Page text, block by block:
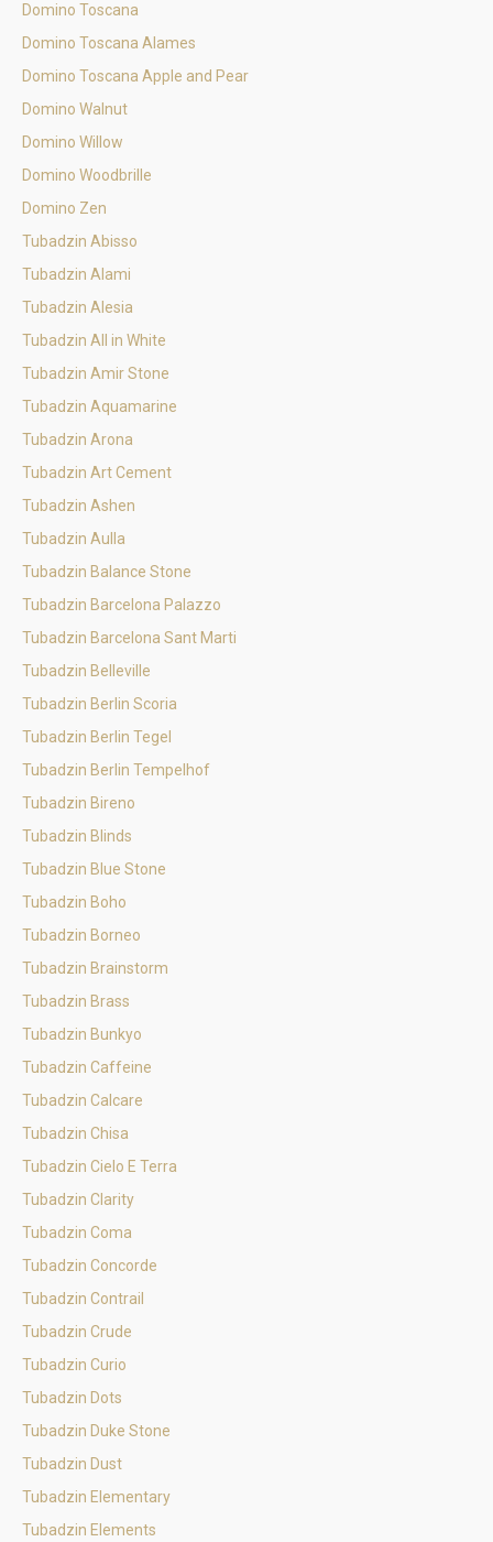
Domino Toscana
Domino Toscana Alames
Domino Toscana Apple and Pear
Domino Walnut
Domino Willow
Domino Woodbrille
Domino Zen
Tubadzin Abisso
Tubadzin Alami
Tubadzin Alesia
Tubadzin All in White
Tubadzin Amir Stone
Tubadzin Aquamarine
Tubadzin Arona
Tubadzin Art Cement
Tubadzin Ashen
Tubadzin Aulla
Tubadzin Balance Stone
Tubadzin Barcelona Palazzo
Tubadzin Barcelona Sant Marti
Tubadzin Belleville
Tubadzin Berlin Scoria
Tubadzin Berlin Tegel
Tubadzin Berlin Tempelhof
Tubadzin Bireno
Tubadzin Blinds
Tubadzin Blue Stone
Tubadzin Boho
Tubadzin Borneo
Tubadzin Brainstorm
Tubadzin Brass
Tubadzin Bunkyo
Tubadzin Caffeine
Tubadzin Calcare
Tubadzin Chisa
Tubadzin Cielo E Terra
Tubadzin Clarity
Tubadzin Coma
Tubadzin Concorde
Tubadzin Contrail
Tubadzin Crude
Tubadzin Curio
Tubadzin Dots
Tubadzin Duke Stone
Tubadzin Dust
Tubadzin Elementary
Tubadzin Elements